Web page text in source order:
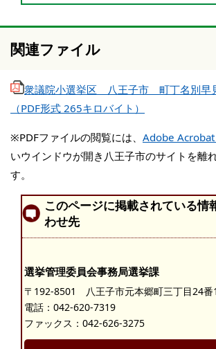
関連ファイル
衆議院小選挙区 八王子市 町丁名別早
（PDF形式 265キロバイト）
※PDFファイルの閲覧には、 Adobe
いウインドウが開き八王子市のサイトを離
す。
このページに掲載されている情
わせ先
選挙管理委員会事務局選挙課
〒192-8501 八王子市元本郷町三丁目24番
電話： 042-620-7319
ファックス：042-626-3275